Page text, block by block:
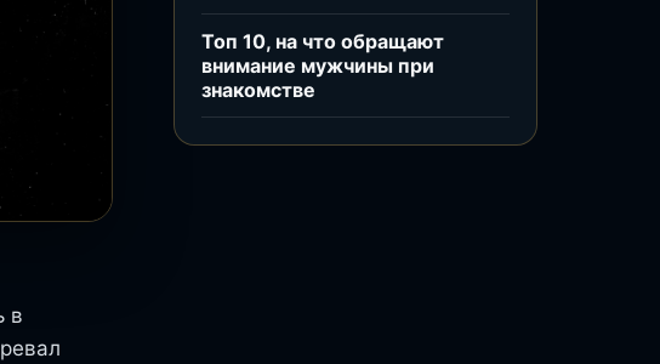
в
Топ 10, на что обращают
внимание мужчины при
знакомстве